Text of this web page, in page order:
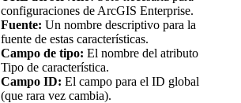
configuraciones de ArcGIS Enterprise.
Fuente: Un nombre descriptivo para la
fuente de estas características.
Campo de tipo: El nombre del atributo
Tipo de característica.
Campo ID: El campo para el ID global
(que rara vez cambia).